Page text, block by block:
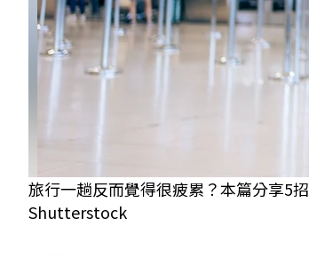
旅行一趟反而覺得很疲累？本篇分享5
Shutterstock